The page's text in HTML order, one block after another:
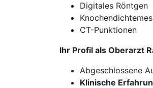
Digitales Röntgen
CT-Punktionen
Ihr Profil als Oberarzt
Abgeschlossene
Klinische